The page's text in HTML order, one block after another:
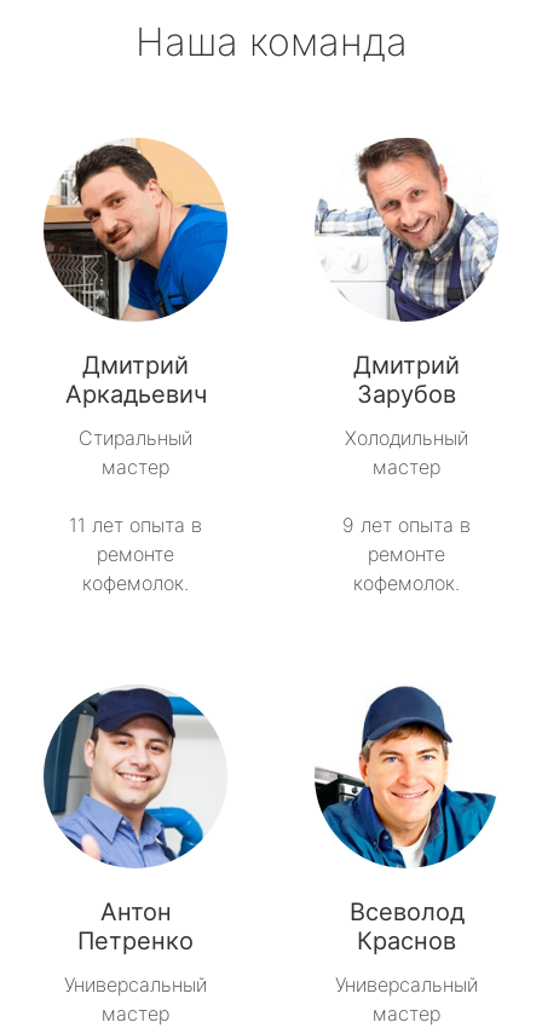
Наша команда
Дмитрий
Аркадьевич
Стиральный
мастер
11 лет опыта в
ремонте
кофемолок.
Дмитрий
Зарубов
Холодильный
мастер
9 лет опыта в
ремонте
кофемолок.
Антон
Петренко
Универсальный
мастер
Всеволод
Краснов
Универсальный
мастер